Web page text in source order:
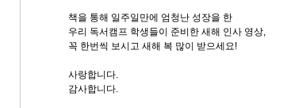
책을 통해 일주일만에 엄청난 성장을 한
우리 독서캠프 학생들이 준비한 새해 인사 영상,
꼭 한번씩 보시고 새해 복 많이 받으세요!
사랑합니다.
감사합니다.